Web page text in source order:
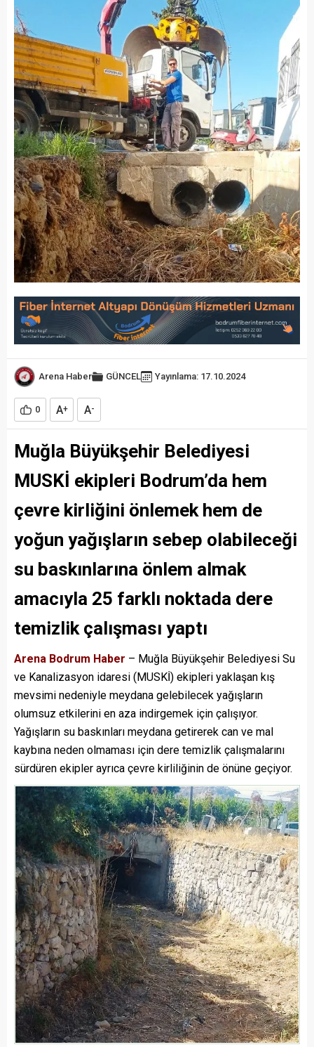
Arena Haber GÜNCEL Yayınlama: 17.10.2024
0 A+ A-
Muğla Büyükşehir Belediyesi
MUSKİ ekipleri Bodrum’da hem
çevre kirliğini önlemek hem de
yoğun yağışların sebep olabileceği
su baskınlarına önlem almak
amacıyla 25 farklı noktada dere
temizlik çalışması yaptı
Arena Bodrum Haber – Muğla Büyükşehir Belediyesi Su
ve Kanalizasyon idaresi (MUSKİ) ekipleri yaklaşan kış
mevsimi nedeniyle meydana gelebilecek yağışların
olumsuz etkilerini en aza indirgemek için çalışıyor.
Yağışların su baskınları meydana getirerek can ve mal
kaybına neden olmaması için dere temizlik çalışmalarını
sürdüren ekipler ayrıca çevre kirliliğinin de önüne geçiyor.